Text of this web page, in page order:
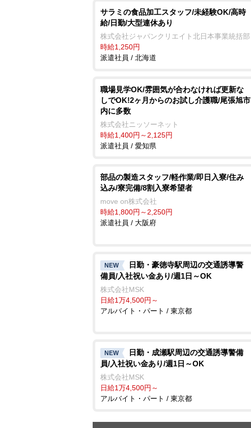
サラミの食品加工スタッフ/未経験OK/高時
給/日勤/大型連休あり
株式会社ジャパンクリエイト北日本事業統括部
時給1,250円
派遣社員 / 北海道
職場見学OK/雰囲気が合わなければ更新な
しでOK!2ヶ月からのお試し介護職/尾張旭市
内に多数
株式会社ニッソーネット
時給1,400円～2,125円
派遣社員 / 愛知県
部品の製造スタッフ/軽作業/即日入寮/住み
込み/寮完備/8割入寮希望者
move on株式会社
時給1,800円～2,250円
派遣社員 / 大阪府
NEW
日勤・豪徳寺駅周辺の交通誘導警
備員/入社祝い金あり/週1日～OK
株式会社MSK
日給1万4,500円～
アルバイト・パート / 東京都
NEW
日勤・成瀬駅周辺の交通誘導警備
員/入社祝い金あり/週1日～OK
株式会社MSK
日給1万4,500円～
アルバイト・パート / 東京都